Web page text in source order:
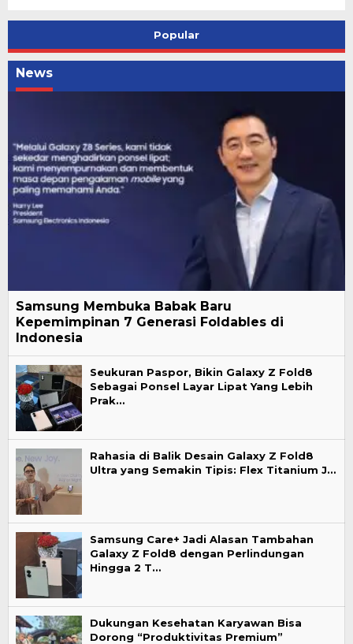
Popular
News
Samsung Membuka Babak Baru
Kepemimpinan 7 Generasi Foldables di
Indonesia
Seukuran Paspor, Bikin Galaxy Z Fold8
Sebagai Ponsel Layar Lipat Yang Lebih
Prak…
Rahasia di Balik Desain Galaxy Z Fold8
Ultra yang Semakin Tipis: Flex Titanium J…
Samsung Care+ Jadi Alasan Tambahan
Galaxy Z Fold8 dengan Perlindungan
Hingga 2 T…
Dukungan Kesehatan Karyawan Bisa
Dorong “Produktivitas Premium”